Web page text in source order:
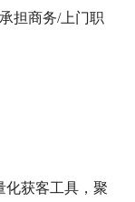
担商务/上门职
化获客工具，聚